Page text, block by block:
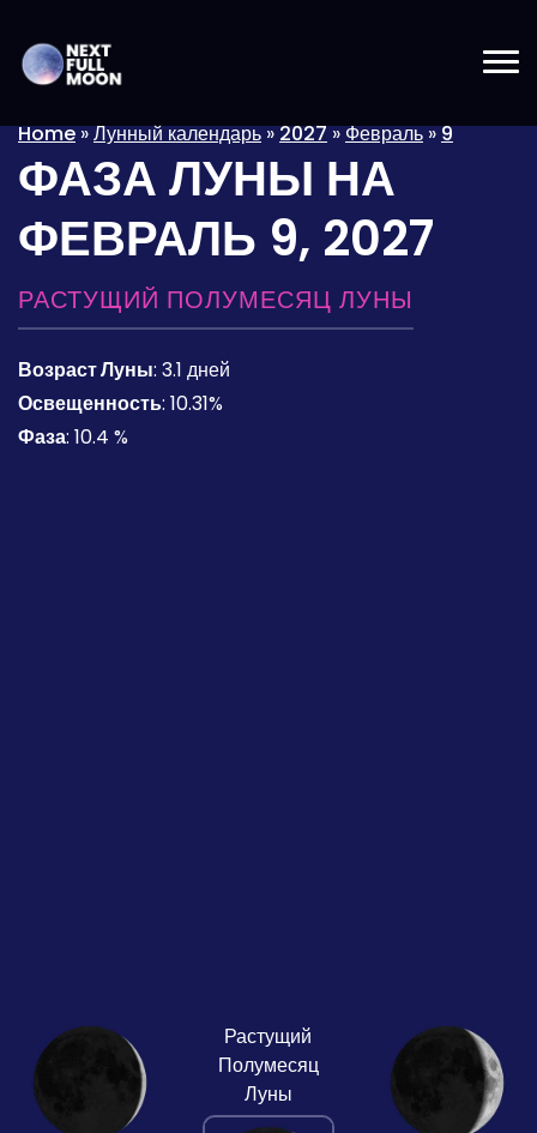
Home»Лунный календарь»2027»Февраль»9
ФАЗА ЛУНЫ НА
ФЕВРАЛЬ 9, 2027
РАСТУЩИЙ ПОЛУМЕСЯЦ ЛУНЫ
Возраст Луны: 3.1 дней
Освещенность: 10.31%
Фаза: 10.4 %
Растущий
Полумесяц
Луны